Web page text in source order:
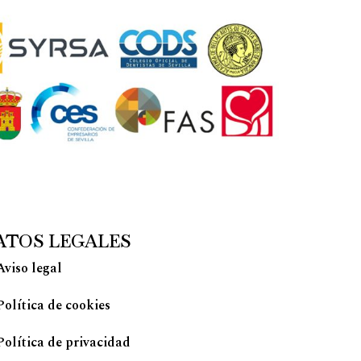
LEGALES
legal
de cookies
de privacidad